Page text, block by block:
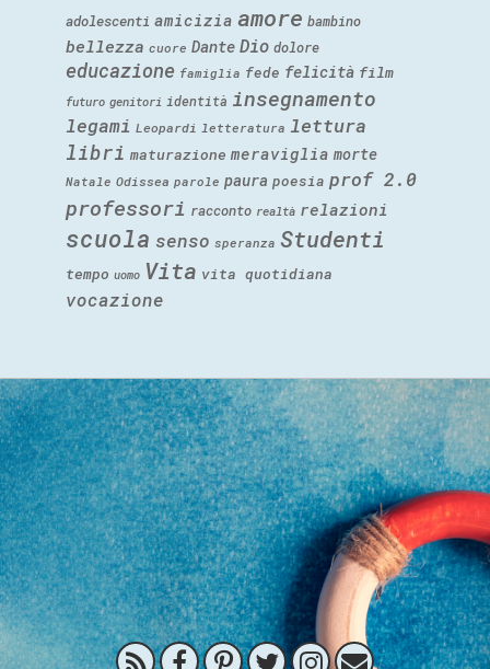
adolescenti amicizia amore bambino
bellezza cuore Dante Dio dolore
educazione famiglia fede felicità film
futuro genitori identità insegnamento
legami Leopardi letteratura lettura
libri maturazione meraviglia morte
Natale Odissea parole paura poesia prof 2.0
professori racconto realtà relazioni
scuola senso speranza Studenti
tempo uomo Vita vita quotidiana
vocazione